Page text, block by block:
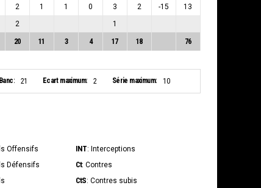
2 1 1 0 3 2 -15
13
2 1
20 11 3 4 17 18 76
21 Ecart maximum: 2 Série maximum: 10
Offensifs INT: Interceptions
Défensifs Ct: Contres
CtS: Contres subis